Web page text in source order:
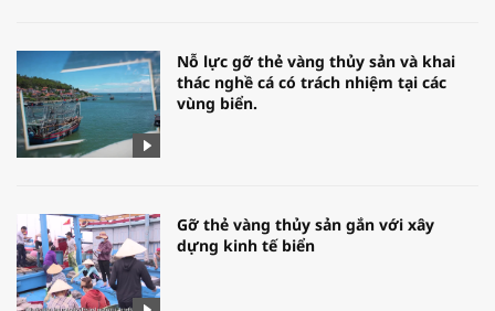
Nỗ lực gỡ thẻ vàng thủy sản và khai
thác nghề cá có trách nhiệm tại các
vùng biển.
Gỡ thẻ vàng thủy sản gắn với xây
dựng kinh tế biển